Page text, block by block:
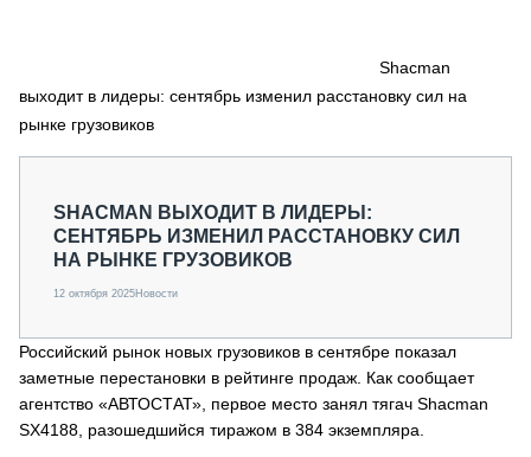
СПЕЦПРОЕКТЫ
МЕРОПРИЯТИЯ
СТАТЬИ ПО КАТЕГОРИЯМ ТЕХНИКИ
Shacman
выходит в лидеры: сентябрь изменил расстановку сил на
рынке грузовиков
SHACMAN ВЫХОДИТ В ЛИДЕРЫ:
СЕНТЯБРЬ ИЗМЕНИЛ РАССТАНОВКУ СИЛ
НА РЫНКЕ ГРУЗОВИКОВ
12 октября 2025Новости
Российский рынок новых грузовиков в сентябре показал
заметные перестановки в рейтинге продаж. Как сообщает
агентство «АВТОСТАТ», первое место занял тягач Shacman
SX4188, разошедшийся тиражом в 384 экземпляра.